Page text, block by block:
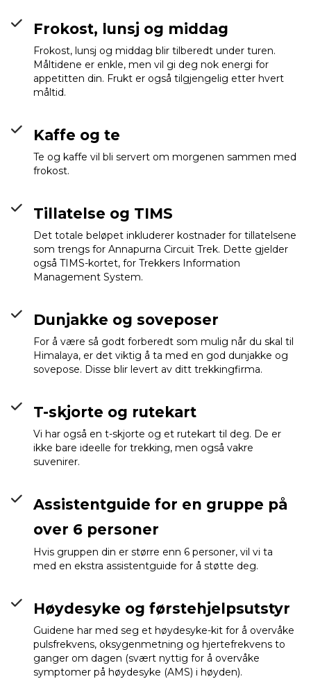
Frokost, lunsj og middag
Frokost, lunsj og middag blir tilberedt under turen.
Måltidene er enkle, men vil gi deg nok energi for
appetitten din. Frukt er også tilgjengelig etter hvert
måltid.
Kaffe og te
Te og kaffe vil bli servert om morgenen sammen med
frokost.
Tillatelse og TIMS
Det totale beløpet inkluderer kostnader for tillatelsene
som trengs for Annapurna Circuit Trek. Dette gjelder
også TIMS-kortet, for Trekkers Information
Management System.
Dunjakke og soveposer
For å være så godt forberedt som mulig når du skal til
Himalaya, er det viktig å ta med en god dunjakke og
sovepose. Disse blir levert av ditt trekkingfirma.
T-skjorte og rutekart
Vi har også en t-skjorte og et rutekart til deg. De er
ikke bare ideelle for trekking, men også vakre
suvenirer.
Assistentguide for en gruppe på
over 6 personer
Hvis gruppen din er større enn 6 personer, vil vi ta
med en ekstra assistentguide for å støtte deg.
Høydesyke og førstehjelpsutstyr
Guidene har med seg et høydesyke-kit for å overvåke
pulsfrekvens, oksygenmetning og hjertefrekvens to
ganger om dagen (svært nyttig for å overvåke
symptomer på høydesyke (AMS) i høyden).